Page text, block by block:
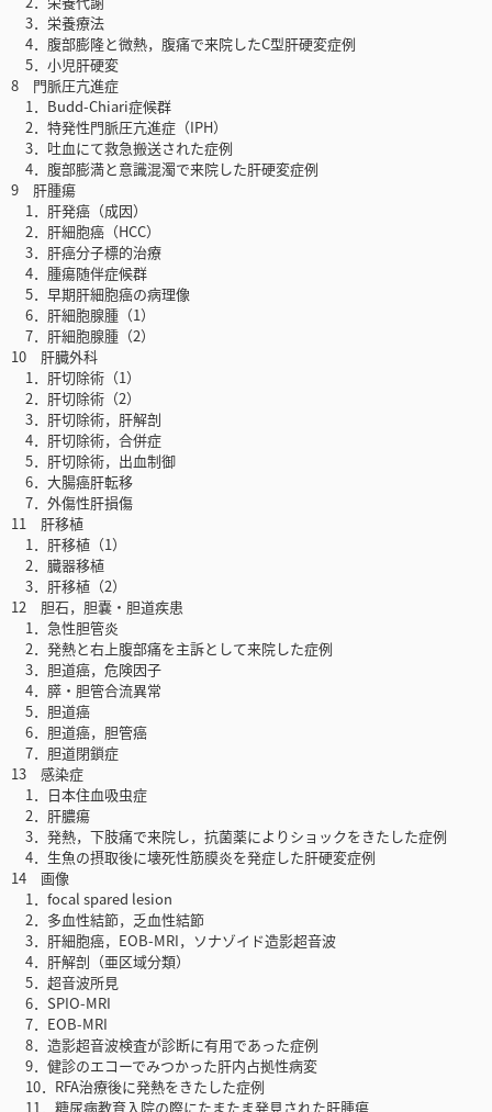
3．栄養療法
4．腹部膨隆と微熱，腹痛で来院したC型肝硬変症例
5．小児肝硬変
8 門脈圧亢進症
1．Budd-Chiari症候群
2．特発性門脈圧亢進症（IPH）
3．吐血にて救急搬送された症例
4．腹部膨満と意識混濁で来院した肝硬変症例
9 肝腫瘍
1．肝発癌（成因）
2．肝細胞癌（HCC）
3．肝癌分子標的治療
4．腫瘍随伴症候群
5．早期肝細胞癌の病理像
6．肝細胞腺腫（1）
7．肝細胞腺腫（2）
10 肝臓外科
1．肝切除術（1）
2．肝切除術（2）
3．肝切除術，肝解剖
4．肝切除術，合併症
5．肝切除術，出血制御
6．大腸癌肝転移
7．外傷性肝損傷
11 肝移植
1．肝移植（1）
2．臓器移植
3．肝移植（2）
12 胆石，胆嚢・胆道疾患
1．急性胆管炎
2．発熱と右上腹部痛を主訴として来院した症例
3．胆道癌，危険因子
4．膵・胆管合流異常
5．胆道癌
6．胆道癌，胆管癌
7．胆道閉鎖症
13 感染症
1．日本住血吸虫症
2．肝膿瘍
3．発熱，下肢痛で来院し，抗菌薬によりショックをきたした症例
4．生魚の摂取後に壊死性筋膜炎を発症した肝硬変症例
14 画像
1．focal spared lesion
2．多血性結節，乏血性結節
3．肝細胞癌，EOB-MRI，ソナゾイド造影超音波
4．肝解剖（亜区域分類）
5．超音波所見
6．SPIO-MRI
7．EOB-MRI
8．造影超音波検査が診断に有用であった症例
9．健診のエコーでみつかった肝内占拠性病変
10．RFA治療後に発熱をきたした症例
11．糖尿病教育入院の際にたまたま発見された肝腫瘍